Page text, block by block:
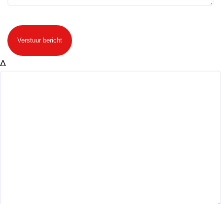
Verstuur bericht
Δ